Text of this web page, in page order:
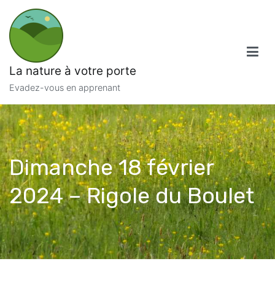
contenu
La nature à votre porte
Evadez-vous en apprenant
Dimanche 18 février
2024 – Rigole du Boulet